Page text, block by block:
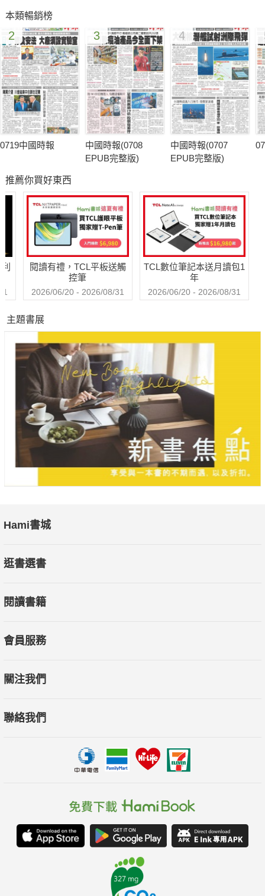
本類暢銷榜
2
0719中國時報
3
中國時報(0708
EPUB完整版)
4
中國時報(0707
EPUB完整版)
推薦你買好東西
閱讀有禮，TCL平板送觸
控筆
2026/06/20 - 2026/08/31
TCL數位筆記本送月讀包1
年
2026/06/20 - 2026/08/31
主題書展
Hami書城
逛書選書
閱讀書籍
會員服務
關注我們
聯絡我們